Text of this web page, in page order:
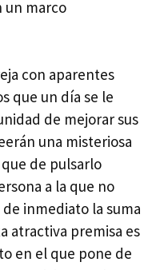
un marco
con aparentes
que un día se le
de mejorar sus
una misteriosa
de pulsarlo
a la que no
inmediato la suma
atractiva premisa es
en el que pone de